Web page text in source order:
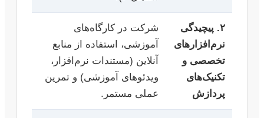
۲. پیچیدگی
نرم‌افزارهای
تخصصی و
تکنیک‌های
پردازش
شرکت در کارگاه‌های
آموزشی، استفاده از منابع
آنلاین (مستندات نرم‌افزار،
ویدئوهای آموزشی) و تمرین
عملی مستمر.